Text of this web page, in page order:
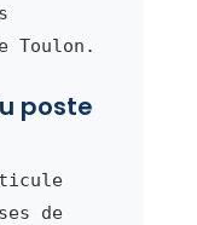
Toulon.
poste
de